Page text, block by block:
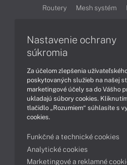
Routery Mesh systém
Produkty
Obsah
Možnosti doručenia a platby
Nastavenie ochrany
súkromia
Za účelom zlepšenia
poskytovaných služieb na našej
marketingové účely sa do Vášho
ukladajú súbory cookies.
tlačidlo „Rozumiem“ súhlasíte s
cookies.
Funkčné a technické cookies
Analytické cookies
Marketingové a reklamné